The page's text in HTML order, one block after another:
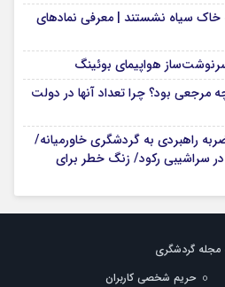
خاک سیاه نشستند | معرفی نمادهای
هواپیمای بوئینگ
بود؟ چرا تعداد آنها در دولت
راهبردی به گردشگری خاورمیانه/
سراشیبی رکود/ زنگ خطر برای
مجله گردشگری
حریم شخصی کاربران